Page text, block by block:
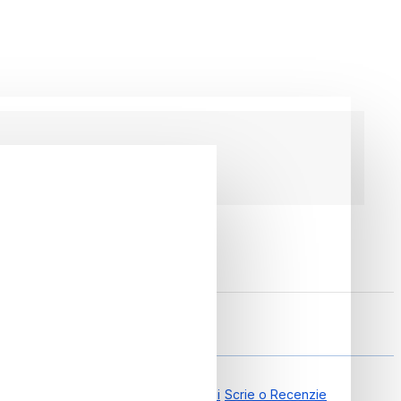
Roz, Smart Balance
0.00 din 0 Recenzii Scrie o Recenzie